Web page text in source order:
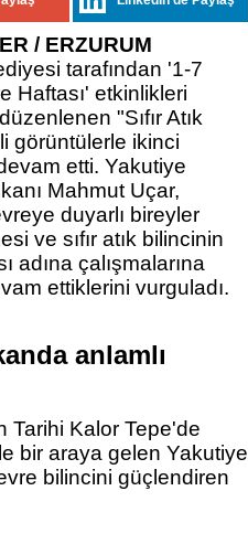
/ ERZURUM
tarafından '1-7
Haftası' etkinlikleri
"Sıfır Atık
görüntülerle ikinci
etti. Yakutiye
Mahmut Uçar,
duyarlı bireyler
ve sıfır atık bilincinin
adına çalışmalarına
ettiklerini vurguladı.
anlamlı
Tarihi Kalor Tepe'de
bir araya gelen Yakutiye
bilincini güçlendiren